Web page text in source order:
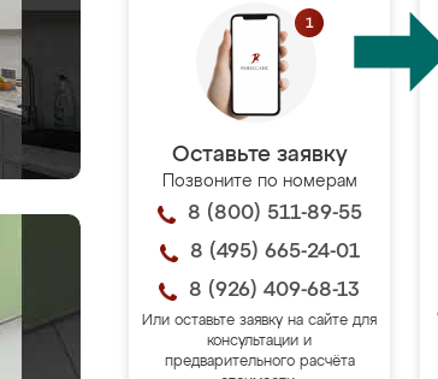
Оставьте заявку
Позвоните по номерам
8 (800) 511-89-55
8 (495) 665-24-01
8 (926) 409-68-13
Или оставьте заявку на сайте для
консультации и
предварительного расчёта